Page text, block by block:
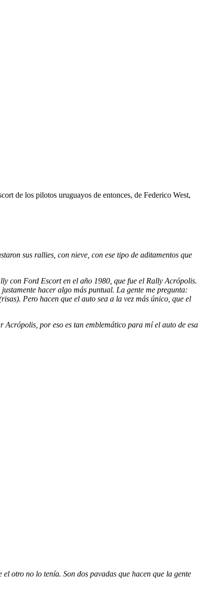
de los pilotos uruguayos de entonces, de Federico West,
sus rallies, con nieve, con ese tipo de aditamentos que
con Ford Escort en el año 1980, que fue el Rally Acrópolis.
hacer algo más puntual. La gente me pregunta:
Pero hacen que el auto sea a la vez más único, que el
Acrópolis, por eso es tan emblemático para mí el auto de esa
otro no lo tenía. Son dos pavadas que hacen que la gente